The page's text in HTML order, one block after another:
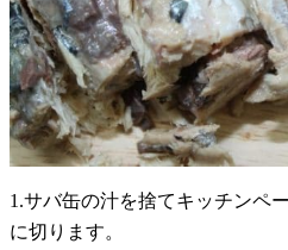
1.サバ缶の汁を捨てキッチンペ
に切ります。